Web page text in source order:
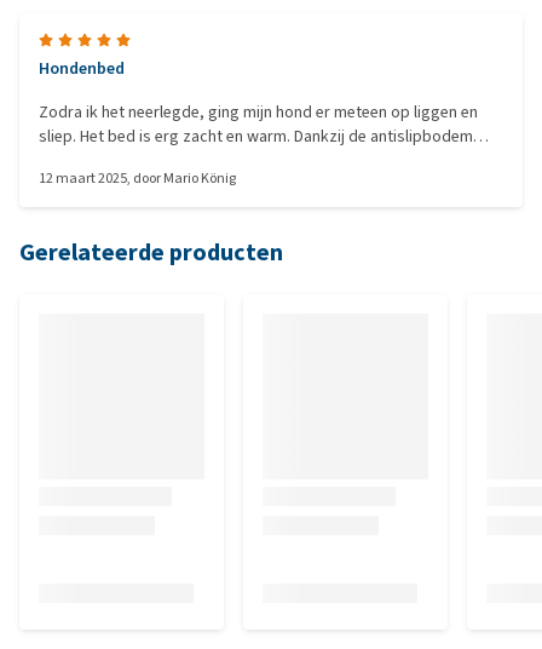
Hondenbed
Zodra ik het neerlegde, ging mijn hond er meteen op liggen en
sliep. Het bed is erg zacht en warm. Dankzij de antislipbodem
12 maart 2025, doorMario König
Gerelateerde producten